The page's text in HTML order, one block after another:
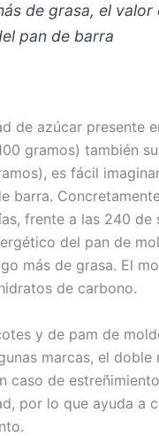
de grasa, el
pan de barra
de azúcar presente
gramos) también
es fácil
barra.
frente a las 240 de
del pan de
más de grasa. El
de carbono.
y de pam de
marcas, el doble
caso de
por lo que ayuda a